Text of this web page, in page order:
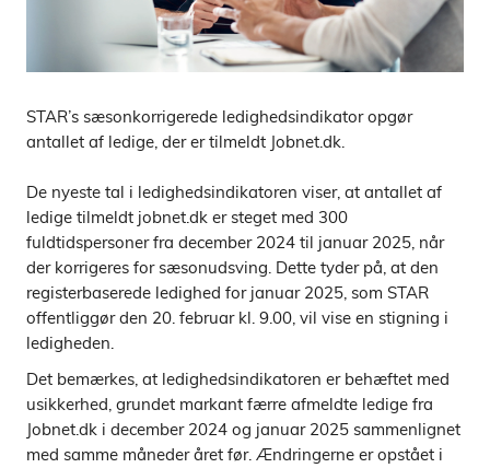
STAR’s sæsonkorrigerede ledighedsindikator opgør
antallet af ledige, der er tilmeldt Jobnet.dk.
De nyeste tal i ledighedsindikatoren viser, at antallet af
ledige tilmeldt jobnet.dk er steget med 300
fuldtidspersoner fra december 2024 til januar 2025, når
der korrigeres for sæsonudsving. Dette tyder på, at den
registerbaserede ledighed for januar 2025, som STAR
offentliggør den 20. februar kl. 9.00, vil vise en stigning i
ledigheden.
Det bemærkes, at ledighedsindikatoren er behæftet med
usikkerhed, grundet markant færre afmeldte ledige fra
Jobnet.dk i december 2024 og januar 2025 sammenlignet
med samme måneder året før. Ændringerne er opstået i